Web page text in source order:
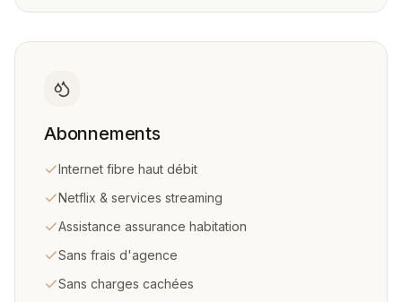
Abonnements
Internet fibre haut débit
Netflix & services streaming
Assistance assurance habitation
Sans frais d'agence
Sans charges cachées